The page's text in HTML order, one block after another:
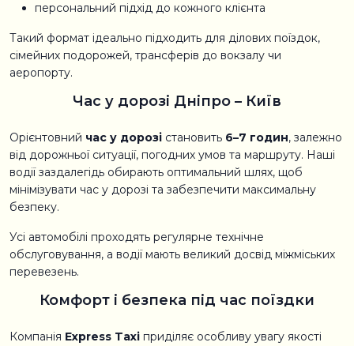
персональний підхід до кожного клієнта
Такий формат ідеально підходить для ділових поїздок,
сімейних подорожей, трансферів до вокзалу чи
аеропорту.
Час у дорозі Дніпро – Київ
Орієнтовний час у дорозі становить 6–7 годин, залежно
від дорожньої ситуації, погодних умов та маршруту. Наші
водії заздалегідь обирають оптимальний шлях, щоб
мінімізувати час у дорозі та забезпечити максимальну
безпеку.
Усі автомобілі проходять регулярне технічне
обслуговування, а водії мають великий досвід міжміських
перевезень.
Комфорт і безпека під час поїздки
Компанія Express Taxi приділяє особливу увагу якості